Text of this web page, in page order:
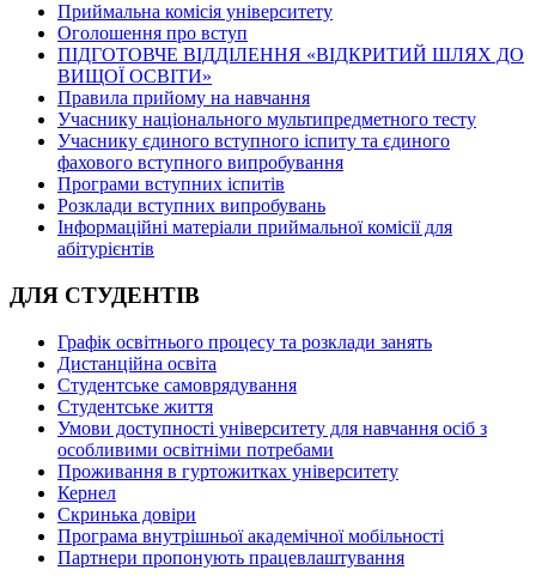
Приймальна комісія університету
Оголошення про вступ
ПІДГОТОВЧЕ ВІДДІЛЕННЯ «ВІДКРИТИЙ ШЛЯХ ДО
ВИЩОЇ ОСВІТИ»
Правила прийому на навчання
Учаснику національного мультипредметного тесту
Учаснику єдиного вступного іспиту та єдиного
фахового вступного випробування
Програми вступних іспитів
Розклади вступних випробувань
Інформаційні матеріали приймальної комісії для
абітурієнтів
ДЛЯ СТУДЕНТІВ
Графік освітнього процесу та розклади занять
Дистанційна освіта
Студентське самоврядування
Студентське життя
Умови доступності університету для навчання осіб з
особливими освітніми потребами
Проживання в гуртожитках університету
Кернел
Скринька довіри
Програма внутрішньої академічної мобільності
Партнери пропонують працевлаштування